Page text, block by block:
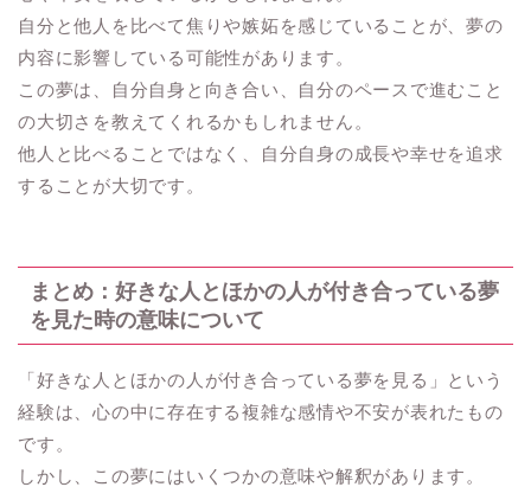
自分と他人を比べて焦りや嫉妬を感じていることが、夢の
内容に影響している可能性があります。
この夢は、自分自身と向き合い、自分のペースで進むこと
の大切さを教えてくれるかもしれません。
他人と比べることではなく、自分自身の成長や幸せを追求
することが大切です。
まとめ：好きな人とほかの人が付き合っている夢
を見た時の意味について
「好きな人とほかの人が付き合っている夢を見る」という
経験は、心の中に存在する複雑な感情や不安が表れたもの
です。
しかし、この夢にはいくつかの意味や解釈があります。